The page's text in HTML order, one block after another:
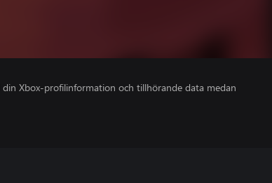
Xbox-profilinformation och tillhörande data medan